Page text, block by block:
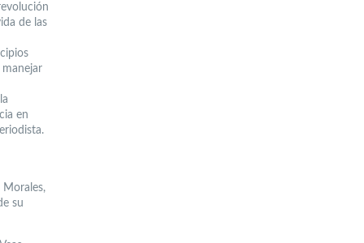
de las
en
Morales,
su